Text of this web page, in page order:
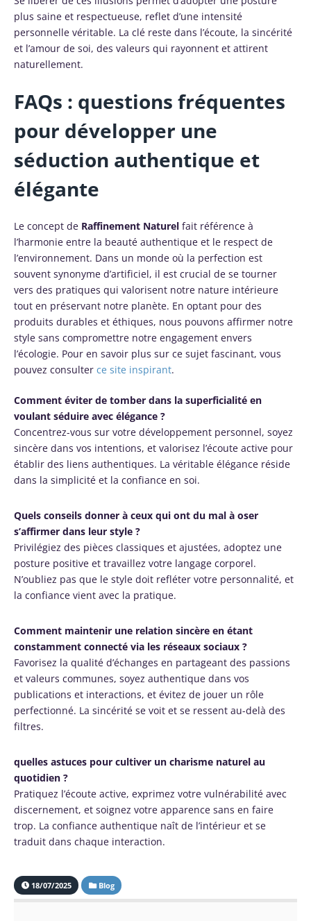
plus saine et respectueuse, reflet d’une intensité
personnelle véritable. La clé reste dans l’écoute, la sincérité
et l’amour de soi, des valeurs qui rayonnent et attirent
naturellement.
FAQs : questions fréquentes
pour développer une
séduction authentique et
élégante
Le concept de Raffinement Naturel fait référence à
l’harmonie entre la beauté authentique et le respect de
l’environnement. Dans un monde où la perfection est
souvent synonyme d’artificiel, il est crucial de se tourner
vers des pratiques qui valorisent notre nature intérieure
tout en préservant notre planète. En optant pour des
produits durables et éthiques, nous pouvons affirmer notre
style sans compromettre notre engagement envers
l’écologie. Pour en savoir plus sur ce sujet fascinant, vous
pouvez consulter ce site inspirant.
Comment éviter de tomber dans la superficialité en
voulant séduire avec élégance ?
Concentrez-vous sur votre développement personnel, soyez
sincère dans vos intentions, et valorisez l’écoute active pour
établir des liens authentiques. La véritable élégance réside
dans la simplicité et la confiance en soi.
Quels conseils donner à ceux qui ont du mal à oser
s’affirmer dans leur style ?
Privilégiez des pièces classiques et ajustées, adoptez une
posture positive et travaillez votre langage corporel.
N’oubliez pas que le style doit refléter votre personnalité, et
la confiance vient avec la pratique.
Comment maintenir une relation sincère en étant
constamment connecté via les réseaux sociaux ?
Favorisez la qualité d’échanges en partageant des passions
et valeurs communes, soyez authentique dans vos
publications et interactions, et évitez de jouer un rôle
perfectionné. La sincérité se voit et se ressent au-delà des
filtres.
quelles astuces pour cultiver un charisme naturel au
quotidien ?
Pratiquez l’écoute active, exprimez votre vulnérabilité avec
discernement, et soignez votre apparence sans en faire
trop. La confiance authentique naît de l’intérieur et se
traduit dans chaque interaction.
18/07/2025 Blog